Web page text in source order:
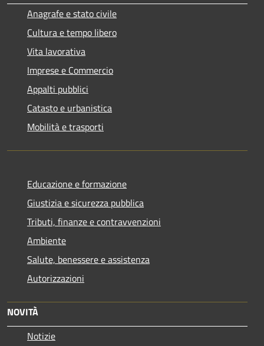
Anagrafe e stato civile
Cultura e tempo libero
Vita lavorativa
Imprese e Commercio
Appalti pubblici
Catasto e urbanistica
Mobilità e trasporti
Educazione e formazione
Giustizia e sicurezza pubblica
Tributi, finanze e contravvenzioni
Ambiente
Salute, benessere e assistenza
Autorizzazioni
NOVITÀ
Notizie